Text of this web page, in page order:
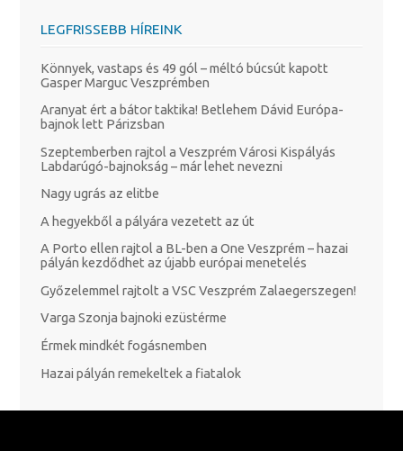
LEGFRISSEBB HÍREINK
Könnyek, vastaps és 49 gól – méltó búcsút kapott
Gasper Marguc Veszprémben
Aranyat ért a bátor taktika! Betlehem Dávid Európa-
bajnok lett Párizsban
Szeptemberben rajtol a Veszprém Városi Kispályás
Labdarúgó-bajnokság – már lehet nevezni
Nagy ugrás az elitbe
A hegyekből a pályára vezetett az út
A Porto ellen rajtol a BL-ben a One Veszprém – hazai
pályán kezdődhet az újabb európai menetelés
Győzelemmel rajtolt a VSC Veszprém Zalaegerszegen!
Varga Szonja bajnoki ezüstérme
Érmek mindkét fogásnemben
Hazai pályán remekeltek a fiatalok